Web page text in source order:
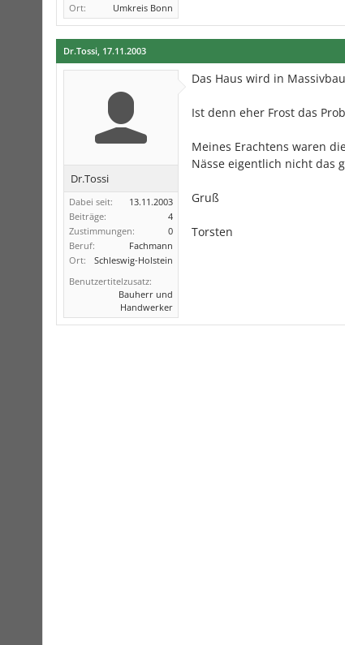
Ort:
Umkreis Bonn
Dr.Tossi, 17.11.2003
Dr.Tossi
Dabei seit:
13.11.2003
Beiträge:
4
Zustimmungen:
0
Beruf:
Fachmann
Ort:
Schleswig-Holstein
Benutzertitelzusatz:
Bauherr und
Handwerker
Das Haus wird in
Ist denn eher Frost das
Meines Erachtens waren
Nässe eigentlich nicht das
Gruß
Torsten